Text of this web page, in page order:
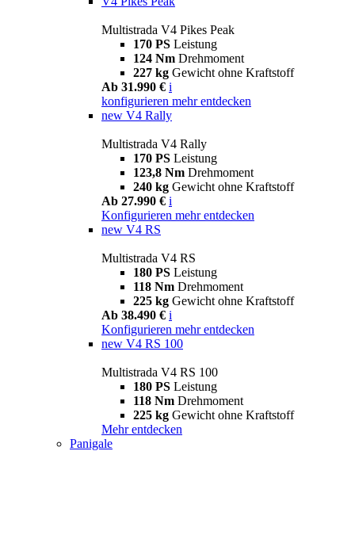
Multistrada V4 Pikes Peak
170 PS Leistung
124 Nm Drehmoment
227 kg Gewicht ohne Kraftstoff
Ab 31.990 € i
konfigurieren mehr entdecken
new V4 Rally
Multistrada V4 Rally
170 PS Leistung
123,8 Nm Drehmoment
240 kg Gewicht ohne Kraftstoff
Ab 27.990 € i
Konfigurieren mehr entdecken
new V4 RS
Multistrada V4 RS
180 PS Leistung
118 Nm Drehmoment
225 kg Gewicht ohne Kraftstoff
Ab 38.490 € i
Konfigurieren mehr entdecken
new V4 RS 100
Multistrada V4 RS 100
180 PS Leistung
118 Nm Drehmoment
225 kg Gewicht ohne Kraftstoff
Mehr entdecken
Panigale